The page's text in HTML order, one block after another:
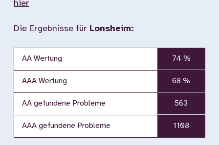
hier
Die Ergebnisse für Lonsheim:
AA Wertung 74 %
AAA Wertung 68 %
AA gefundene Probleme 563
AAA gefundene Probleme 1108